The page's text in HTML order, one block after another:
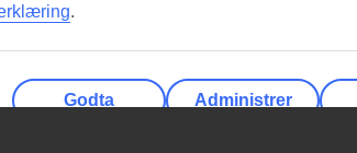
.
Godta Administrer